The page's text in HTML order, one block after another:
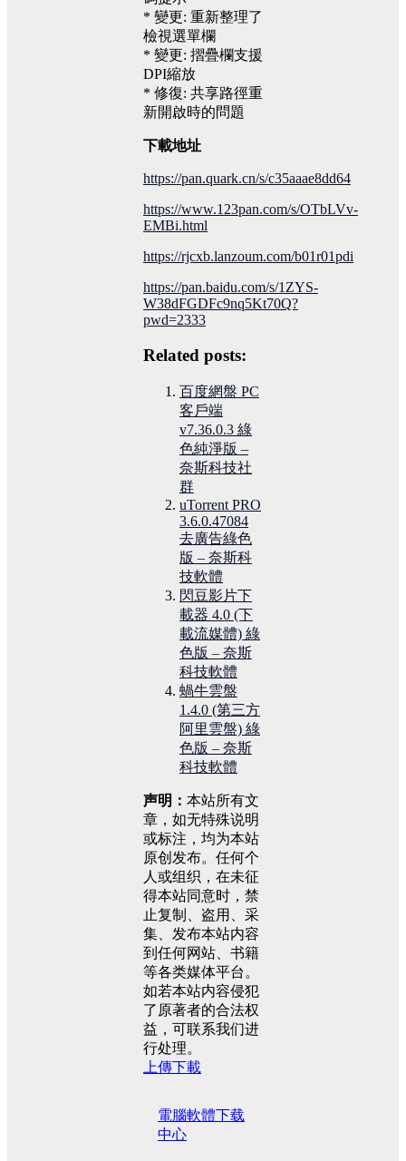
* 變更: 重新整理了
檢視選單欄
* 變更: 摺疊欄支援
DPI縮放
* 修復: 共享路徑重
新開啟時的問題
下載地址
https://pan.quark.cn/s/c35aaae8dd64
https://www.123pan.com/s/OTbLVv-
EMBi.html
https://rjcxb.lanzoum.com/b01r01pdi
https://pan.baidu.com/s/1ZYS-
W38dFGDFc9nq5Kt70Q?
pwd=2333
Related posts:
百度網盤 PC
客戶端
v7.36.0.3 綠
色純淨版 –
奈斯科技社
群
uTorrent PRO
3.6.0.47084
去廣告綠色
版 – 奈斯科
技軟體
閃豆影片下
載器 4.0 (下
載流媒體) 綠
色版 – 奈斯
科技軟體
蝸牛雲盤
1.4.0 (第三方
阿里雲盤) 綠
色版 – 奈斯
科技軟體
声明： 本站所有文
章，如无特殊说明
或标注，均为本站
原创发布。任何个
人或组织，在未征
得本站同意时，禁
止复制、盗用、采
集、发布本站内容
到任何网站、书籍
等各类媒体平台。
如若本站内容侵犯
了原著者的合法权
益，可联系我们进
行处理。
上傳下載
電腦軟體下载
中心